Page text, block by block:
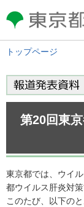
東京都 TOKYO
GOVERNMENT
トップページ
第20回東
東京都では、ウイ
都ウイルス肝炎対
このたび、以下の